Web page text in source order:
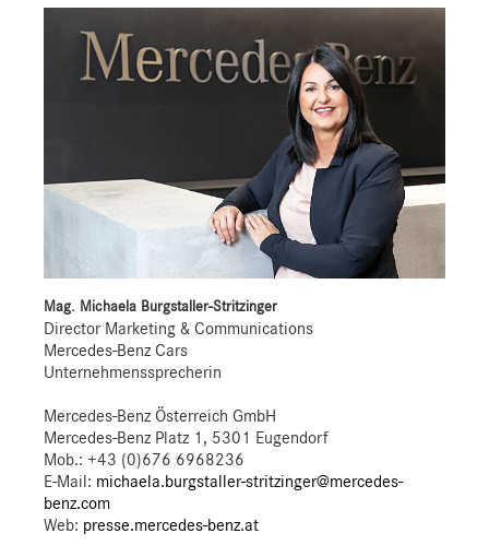
Mag. Michaela Burgstaller-Stritzinger
Director Marketing & Communications
Mercedes-Benz Cars
Unternehmenssprecherin
Mercedes-Benz Österreich GmbH
Mercedes-Benz Platz 1, 5301 Eugendorf
Mob.: +43 (0)676 6968236
E-Mail: michaela.burgstaller-stritzinger@mercedes-
benz.com
Web: presse.mercedes-benz.at